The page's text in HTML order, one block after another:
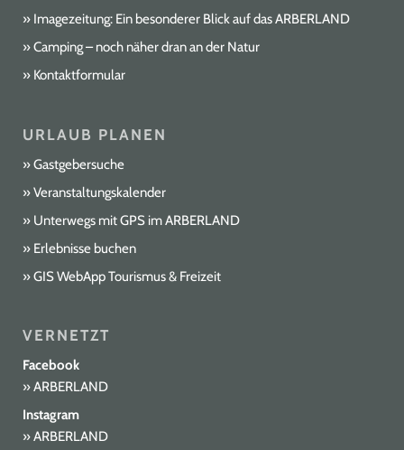
Imagezeitung: Ein besonderer Blick auf das ARBERLAND
Camping – noch näher dran an der Natur
Kontaktformular
URLAUB PLANEN
Gastgebersuche
Veranstaltungskalender
Unterwegs mit GPS im ARBERLAND
Erlebnisse buchen
GIS WebApp Tourismus & Freizeit
VERNETZT
Facebook
ARBERLAND
Instagram
ARBERLAND